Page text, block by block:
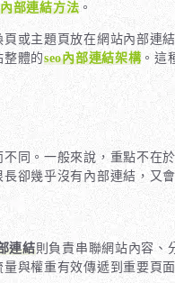
內部連結方法 。
或主題頁放在網站內部
整體的seo內部連結架構。這
同。一般來說，重點不
卻幾乎沒有內部連結，又
連結則負責串聯網站內容、
與權重有效傳遞到重要